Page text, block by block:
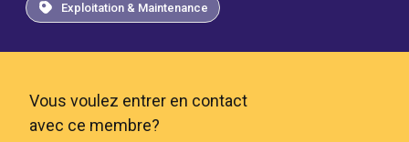
Exploitation & Maintenance
Vous voulez entrer en contact
avec ce membre?